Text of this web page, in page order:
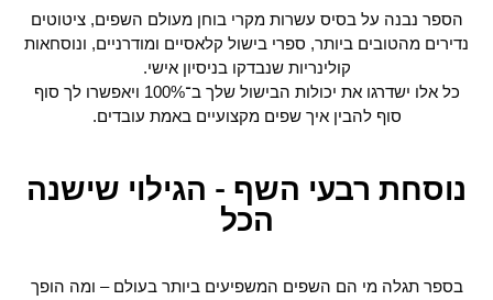
הספר נבנה על בסיס עשרות מקרי בוחן מעולם השפים, ציטוטים
נדירים מהטובים ביותר, ספרי בישול קלאסיים ומודרניים, ונוסחאות
קולינריות שנבדקו בניסיון אישי.
כל אלו ישדרגו את יכולות הבישול שלך ב־100% ויאפשרו לך סוף
סוף להבין איך שפים מקצועיים באמת עובדים.
נוסחת רבעי השף - הגילוי שישנה
הכל
בספר תגלה מי הם השפים המשפיעים ביותר בעולם – ומה הופך